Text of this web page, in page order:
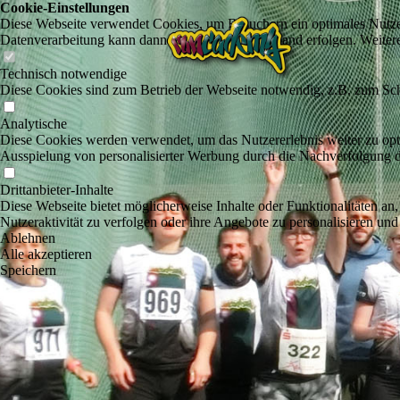
Cookie-Einstellungen
Diese Webseite verwendet Cookies, um Besuchern ein optimales
Datenverarbeitung kann dann auch in einem Drittland erfolgen.
Technisch notwendige
Diese Cookies sind zum Betrieb der Webseite notwendig, z.B. zum
Analytische
Diese Cookies werden verwendet, um das Nutzererlebnis weiter zu
Ausspielung von personalisierter Werbung durch die Nachverfolgung
Drittanbieter-Inhalte
Diese Webseite bietet möglicherweise Inhalte oder Funktionalitäten
Nutzeraktivität zu verfolgen oder ihre Angebote zu personalisieren
Ablehnen
Alle akzeptieren
Speichern